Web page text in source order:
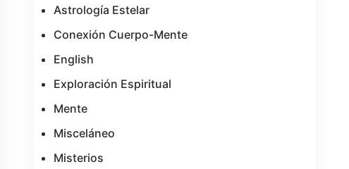
Astrología Estelar
Conexión Cuerpo-Mente
English
Exploración Espiritual
Mente
Misceláneo
Misterios